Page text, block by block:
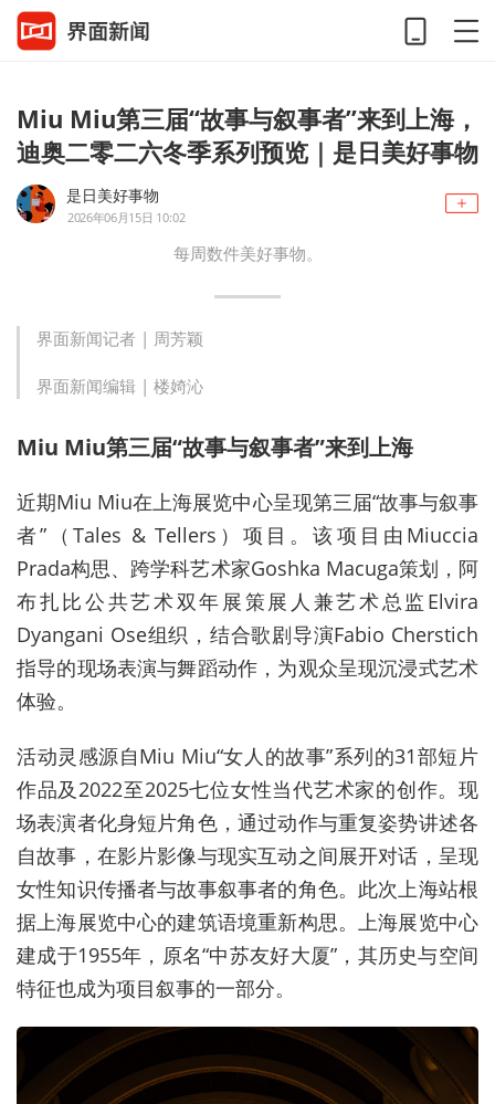
Miu Miu第三届“故事与叙事者”来到上海，
迪奥二零二六冬季系列预览｜是日美好事物
是日美好事物
2026年06月15日 10:02
每周数件美好事物。
界面新闻记者 | 周芳颖
界面新闻编辑 | 楼婍沁
Miu Miu第三届“故事与叙事者”来到上海
近期Miu Miu在上海展览中心呈现第三届“故事与叙事
者” （Tales & Tellers ）项目。该项目由 Miuccia
Prada构思、跨学科艺术家Goshka Macuga策划，阿
布扎比公共艺术双年展策展人兼艺术总监 Elvira
Dyangani Ose组织，结合歌剧导演Fabio Cherstich
指导的现场表演与舞蹈动作，为观众呈现沉浸式艺术
体验。
活动灵感源自Miu Miu“女人的故事”系列的31部短片
作品及 2022至2025七位女性当代艺术家的创作。现
场表演者化身短片角色，通过动作与重复姿势讲述各
自故事，在影片影像与现实互动之间展开对话，呈现
女性知识传播者与故事叙事者的角色。此次上海站根
据上海展览中心的建筑语境重新构思。上海展览中心
建成于1955年，原名“中苏友好大厦” ，其历史与空间
特征也成为项目叙事的一部分。